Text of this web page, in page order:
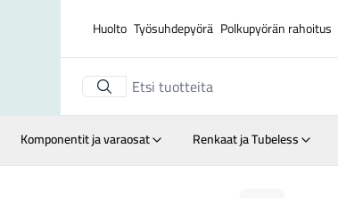
Huolto Työsuhdepyörä Polkupyörän rahoitus
Komponentit ja varaosat Renkaat ja Tubeless